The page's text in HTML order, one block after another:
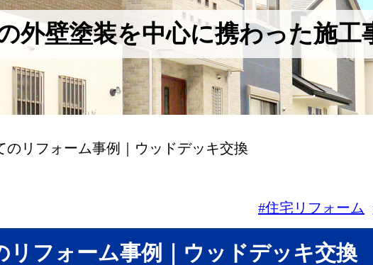
外壁塗装を中心に携わった施工
のリフォーム事例｜ウッドデッキ交換
#住宅リフォーム
リフォーム事例｜ウッドデッキ交換